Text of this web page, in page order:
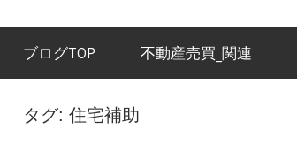
ま
と
暮
し
に
ブログTOP 不動産売買_関連
タグ: 住宅補助